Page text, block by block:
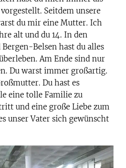
Seitdem unsere
du mir eine Mutter. Ich
alt und du 14. In den
Belsen hast du alles
Am Ende sind nur
Du warst immer großartig.
Du hast es
eine tolle Familie zu
und eine große Liebe zum
unser Vater sich gewünscht